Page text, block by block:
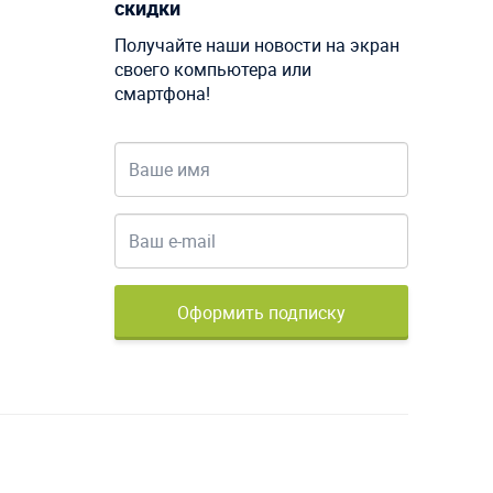
скидки
Получайте наши новости на экран
своего компьютера или
смартфона!
Оформить подписку